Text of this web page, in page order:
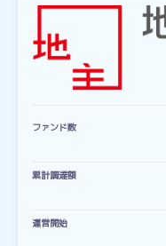
ファンド数
累計調達額
運営開始